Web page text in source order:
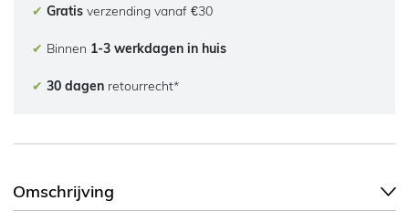
✔ Gratis verzending vanaf €30
✔ Binnen 1-3 werkdagen in huis
✔ 30 dagen retourrecht*
Omschrijving